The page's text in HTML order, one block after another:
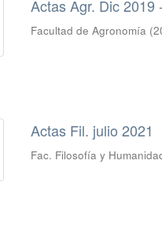
Actas Agr. Dic 2019
Facultad de Agronomía (
Actas Fil. julio 2021
Fac. Filosofía y